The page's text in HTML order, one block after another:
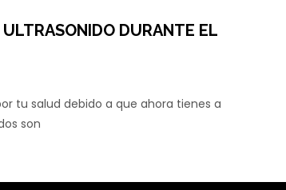
DURANTE EL
tu salud debido a que ahora tienes a
son